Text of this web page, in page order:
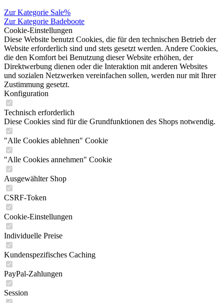
Zur Kategorie Sale%
Zur Kategorie Badeboote
Cookie-Einstellungen
Diese Website benutzt Cookies, die für den technischen Betrieb der
Website erforderlich sind und stets gesetzt werden. Andere Cookies,
die den Komfort bei Benutzung dieser Website erhöhen, der
Direktwerbung dienen oder die Interaktion mit anderen Websites
und sozialen Netzwerken vereinfachen sollen, werden nur mit Ihrer
Zustimmung gesetzt.
Konfiguration
Technisch erforderlich
Diese Cookies sind für die Grundfunktionen des Shops notwendig.
"Alle Cookies ablehnen" Cookie
"Alle Cookies annehmen" Cookie
Ausgewählter Shop
CSRF-Token
Cookie-Einstellungen
Individuelle Preise
Kundenspezifisches Caching
PayPal-Zahlungen
Session